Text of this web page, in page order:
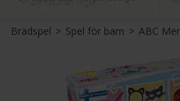
Direkt från lager
Brädspel>Spel för barn>ABC